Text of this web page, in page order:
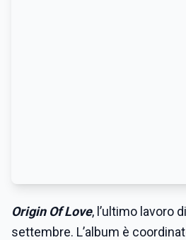
Origin Of Love, l’ultimo lavoro
settembre. L’album è